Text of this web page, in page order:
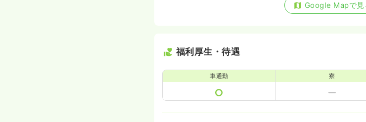
Google Mapで見
福利厚生・待遇
車通勤 寮